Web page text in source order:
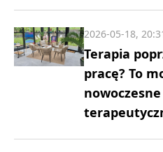
Terapia
pracę? To
2026-05-18,